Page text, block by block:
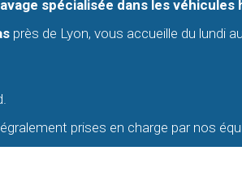
spécialisée dans les véhicules
près de Lyon, vous accueille du lundi
prises en charge par nos